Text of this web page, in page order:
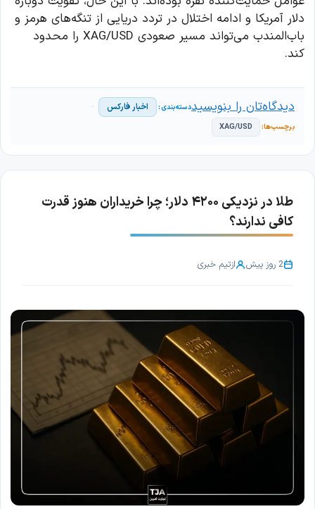
دلار آمریکا و ادامه اختلال در تردد دریایی از تنگه‌های هرمز و
باب‌المندب می‌تواند مسیر صعودی XAG/USD را محدود
کند.
اخبار فارکس
XAG/USD
دیدگاه‌تان را بنویسید
طلا در نزدیکی ۴۲۰۰ دلار؛ چرا خریداران هنوز قدرت
کافی ندارند؟
2 روز پیش ازتیم خبری